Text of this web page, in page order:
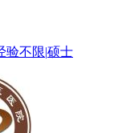
验不限|硕士